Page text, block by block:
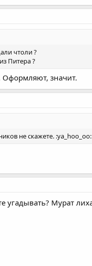
чтоли ?
Питера ?
Оформляют, значит.
не скажете. :ya_hoo_oo:
угадывать? Мурат